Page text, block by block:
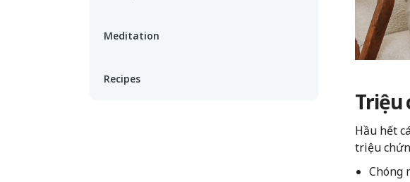
Meditation
Recipes
Triệu
Hầu hết
triệu
Chóng